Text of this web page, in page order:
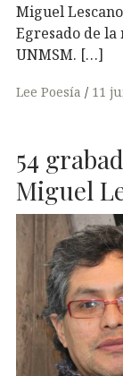
Miguel
Egresado de
UNMSM. […]
Lee Poesía 11
54
Miguel